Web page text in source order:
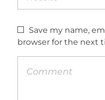
Save my name,
browser for the next